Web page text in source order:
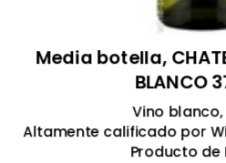
Media botella,
BLANCO
Vino
Altamente calificado por
Producto de